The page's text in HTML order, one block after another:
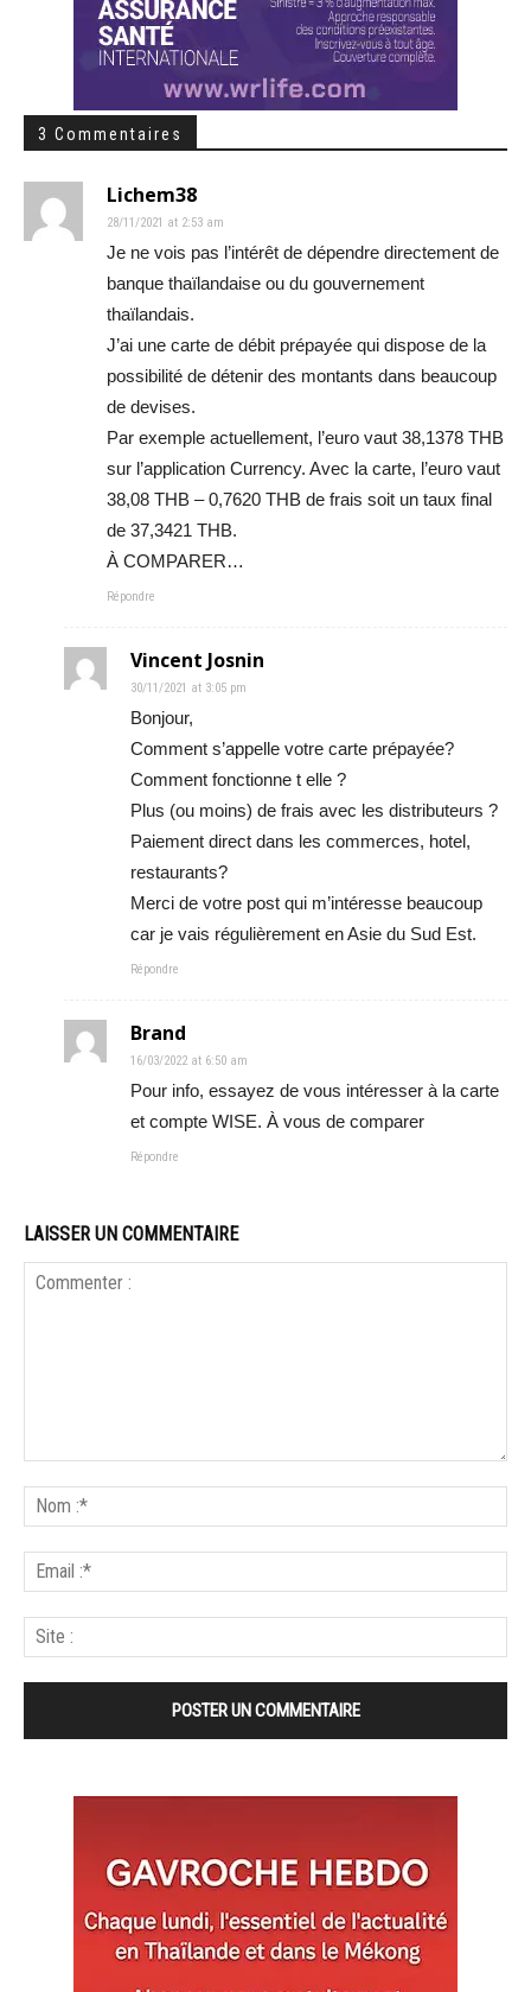
3 Commentaires
Lichem38
28/11/2021 at 2:53 am
Je ne vois pas l’intérêt de dépendre directement de
banque thaïlandaise ou du gouvernement
thaïlandais.
J’ai une carte de débit prépayée qui dispose de la
possibilité de détenir des montants dans beaucoup
de devises.
Par exemple actuellement, l’euro vaut 38,1378 THB
sur l’application Currency. Avec la carte, l’euro vaut
38,08 THB – 0,7620 THB de frais soit un taux final
de 37,3421 THB.
À COMPARER…
Répondre
Vincent Josnin
30/11/2021 at 3:05 pm
Bonjour,
Comment s’appelle votre carte prépayée?
Comment fonctionne t elle ?
Plus (ou moins) de frais avec les distributeurs ?
Paiement direct dans les commerces, hotel,
restaurants?
Merci de votre post qui m’intéresse beaucoup
car je vais régulièrement en Asie du Sud Est.
Répondre
Brand
16/03/2022 at 6:50 am
Pour info, essayez de vous intéresser à la carte
et compte WISE. À vous de comparer
Répondre
LAISSER UN COMMENTAIRE